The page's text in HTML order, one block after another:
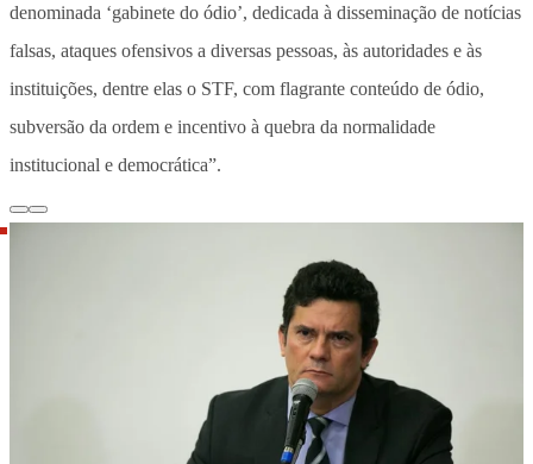
denominada ‘gabinete do ódio’, dedicada à disseminação de notícias
falsas, ataques ofensivos a diversas pessoas, às autoridades e às
instituições, dentre elas o STF, com flagrante conteúdo de ódio,
subversão da ordem e incentivo à quebra da normalidade
institucional e democrática”.